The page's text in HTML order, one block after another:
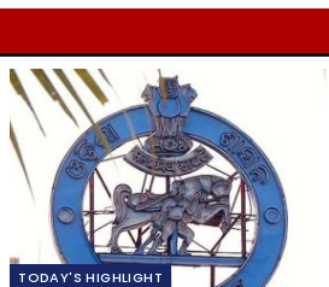
TODAY'S HIGHLIGHT